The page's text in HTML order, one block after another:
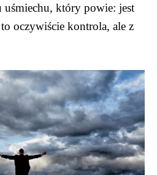
uśmiechu, który powie: jest
oczywiście kontrola, ale z